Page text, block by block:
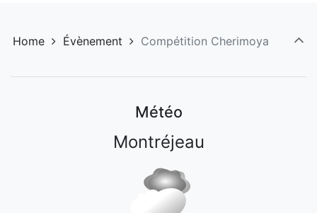
Home Évènement Compétition Cherimoya
Météo
Montréjeau